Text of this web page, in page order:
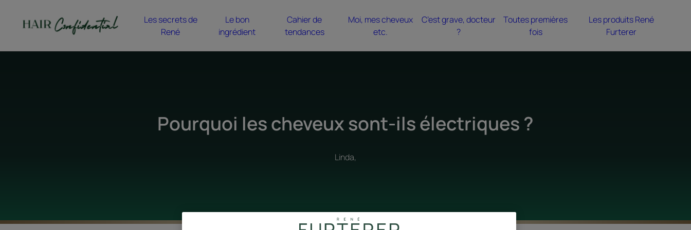
Les secrets de
René
Le bon
ingrédient
Cahier de
tendances
Moi, mes cheveux
etc.
C’est grave, docteur
?
Toutes premières
fois
Les produits René
Furterer
Pourquoi les cheveux sont-ils électriques ?
Linda,